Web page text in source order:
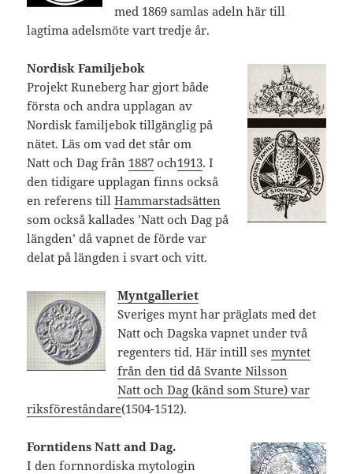
med 1869 samlas adeln här till
lagtima adelsmöte vart tredje år.
Nordisk Familjebok
Projekt Runeberg har gjort både
första och andra upplagan av
Nordisk familjebok tillgänglig på
nätet. Läs om vad det står om
Natt och Dag från 1887 och1913. I
den tidigare upplagan finns också
en referens tillHammarstadsätten
som också kallades ’Natt och Dag på
längden’ då vapnet de förde var
delat på längden i svart och vitt.
Myntgalleriet
Sveriges mynt har präglats med det
Natt och Dagska vapnet under två
regenters tid. Här intill sesmyntet
från den tid då Svante Nilsson
Natt och Dag (känd som Sture) var
riksföreståndare(1504-1512).
Forntidens Natt and Dag.
I den fornnordiska mytologin